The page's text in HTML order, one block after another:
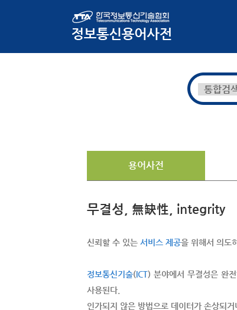
용어사전
무결성, 無缺性, integrity
신뢰할 수 있는 서비스 제공을 위해서 의도
정보통신기술(ICT) 분야에서 무결성은 완
사용된다.
인가되지 않은 방법으로 데이터가 손상되